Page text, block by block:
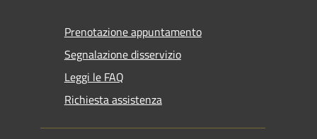
Prenotazione appuntamento
Segnalazione disservizio
Leggi le FAQ
Richiesta assistenza